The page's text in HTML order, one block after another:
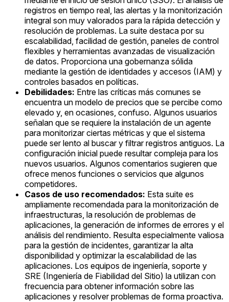
registros en tiempo real, las alertas y la monitorización
integral son muy valorados para la rápida detección y
resolución de problemas. La suite destaca por su
escalabilidad, facilidad de gestión, paneles de control
flexibles y herramientas avanzadas de visualización
de datos. Proporciona una gobernanza sólida
mediante la gestión de identidades y accesos (IAM) y
controles basados en políticas.
Debilidades: Entre las críticas más comunes se
encuentra un modelo de precios que se percibe como
elevado y, en ocasiones, confuso. Algunos usuarios
señalan que se requiere la instalación de un agente
para monitorizar ciertas métricas y que el sistema
puede ser lento al buscar y filtrar registros antiguos. La
configuración inicial puede resultar compleja para los
nuevos usuarios. Algunos comentarios sugieren que
ofrece menos funciones o servicios que algunos
competidores.
Casos de uso recomendados: Esta suite es
ampliamente recomendada para la monitorización de
infraestructuras, la resolución de problemas de
aplicaciones, la generación de informes de errores y el
análisis del rendimiento. Resulta especialmente valiosa
para la gestión de incidentes, garantizar la alta
disponibilidad y optimizar la escalabilidad de las
aplicaciones. Los equipos de ingeniería, soporte y
SRE (Ingeniería de Fiabilidad del Sitio) la utilizan con
frecuencia para obtener información sobre las
aplicaciones y resolver problemas de forma proactiva.